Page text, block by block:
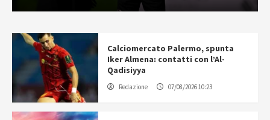
Calciomercato Palermo, spunta
Iker Almena: contatti con l’Al-
Qadisiyya
Redazione 07/08/2026 10:23